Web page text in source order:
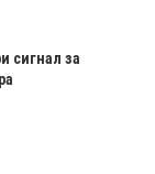
сигнал за